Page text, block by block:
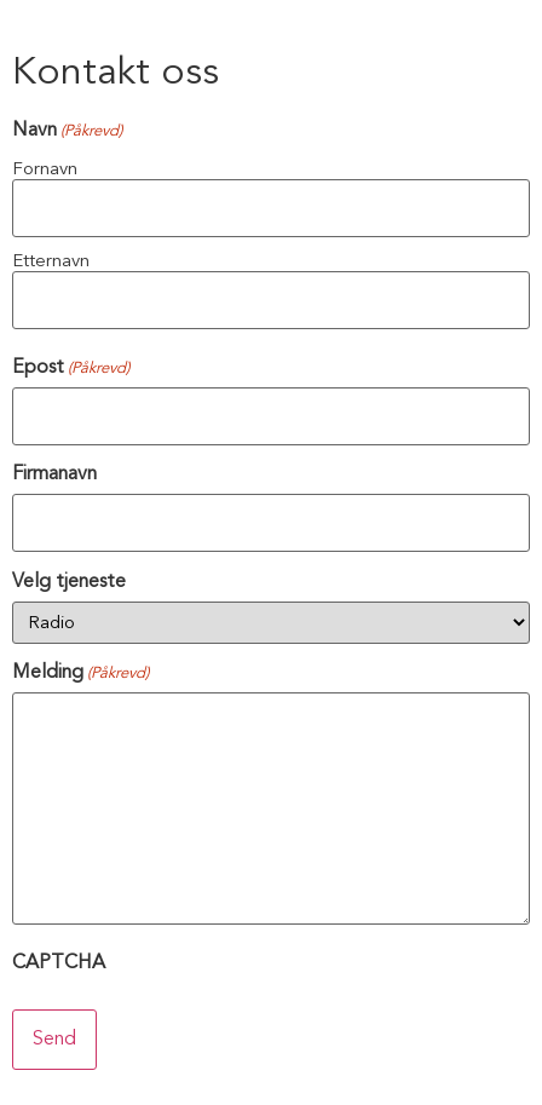
Kontakt oss
Navn (Påkrevd)
Fornavn
Etternavn
Epost (Påkrevd)
Firmanavn
Velg tjeneste
Melding (Påkrevd)
CAPTCHA